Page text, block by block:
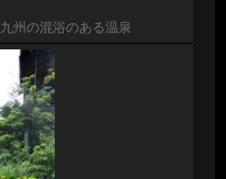
九州の混浴のある温泉